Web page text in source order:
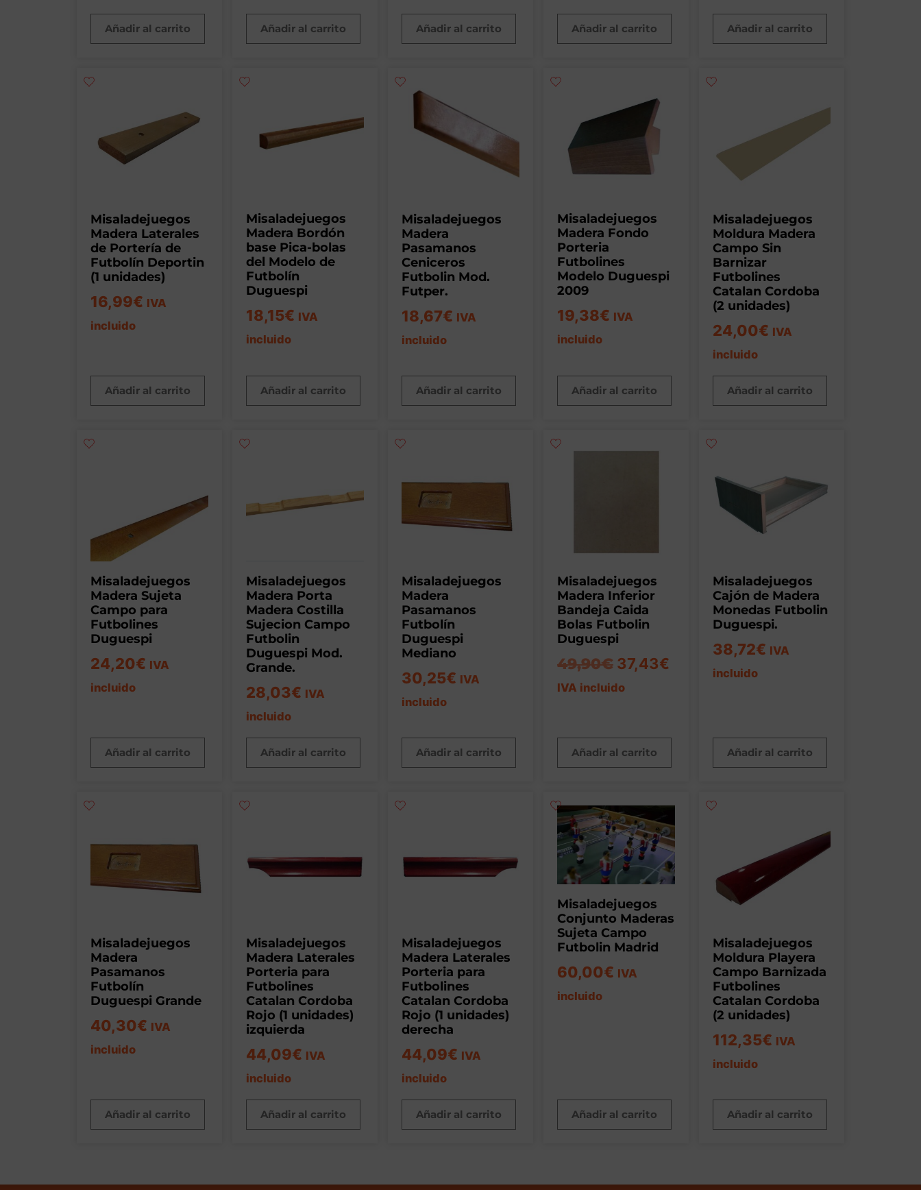
Añadir al carrito Añadir al carrito Añadir al carrito Añadir al carrito Añadir al carrito
Misaladejuegos
Madera Laterales
de Portería de
Futbolín Deportin
(1 unidades)
16,99€ IVA
incluido
Añadir al carrito
Misaladejuegos
Madera Bordón
base Pica-bolas
del Modelo de
Futbolín
Duguespi
18,15€ IVA
incluido
Añadir al carrito
Misaladejuegos
Madera
Pasamanos
Ceniceros
Futbolin Mod.
Futper.
18,67€ IVA
incluido
Añadir al carrito
Misaladejuegos
Madera Fondo
Porteria
Futbolines
Modelo Duguespi
2009
19,38€ IVA
incluido
Añadir al carrito
Misaladejuegos
Moldura Madera
Campo Sin
Barnizar
Futbolines
Catalan Cordoba
(2 unidades)
24,00€ IVA
incluido
Añadir al carrito
Misaladejuegos
Madera Sujeta
Campo para
Futbolines
Duguespi
24,20€ IVA
incluido
Añadir al carrito
Misaladejuegos
Madera Porta
Madera Costilla
Sujecion Campo
Futbolin
Duguespi Mod.
Grande.
28,03€ IVA
incluido
Añadir al carrito
Misaladejuegos
Madera
Pasamanos
Futbolín
Duguespi
Mediano
30,25€ IVA
incluido
Añadir al carrito
Misaladejuegos
Madera Inferior
Bandeja Caida
Bolas Futbolin
Duguespi
49,90€ 37,43€
IVA incluido
Añadir al carrito
Misaladejuegos
Cajón de Madera
Monedas Futbolin
Duguespi.
38,72€ IVA
incluido
Añadir al carrito
Misaladejuegos
Madera
Pasamanos
Futbolín
Duguespi Grande
40,30€ IVA
incluido
Añadir al carrito
Misaladejuegos
Madera Laterales
Porteria para
Futbolines
Catalan Cordoba
Rojo (1 unidades)
izquierda
44,09€ IVA
incluido
Añadir al carrito
Misaladejuegos
Madera Laterales
Porteria para
Futbolines
Catalan Cordoba
Rojo (1 unidades)
derecha
44,09€ IVA
incluido
Añadir al carrito
Misaladejuegos
Conjunto Maderas
Sujeta Campo
Futbolin Madrid
60,00€ IVA
incluido
Añadir al carrito
Misaladejuegos
Moldura Playera
Campo Barnizada
Futbolines
Catalan Cordoba
(2 unidades)
112,35€ IVA
incluido
Añadir al carrito